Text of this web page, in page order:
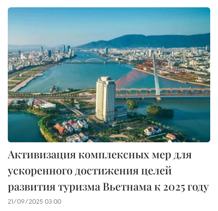
Активизация комплексных мер для
ускоренного достижения целей
развития туризма Вьетнама к 2025 году
21/09/2025 03:00